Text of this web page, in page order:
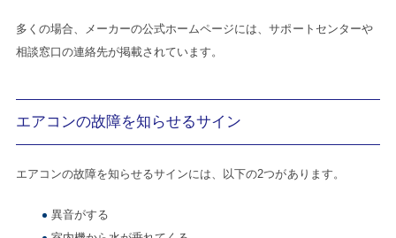
多くの場合、メーカーの公式ホームページには、サポートセンターや
相談窓口の連絡先が掲載されています。
エアコンの故障を知らせるサイン
エアコンの故障を知らせるサインには、以下の2つがあります。
異音がする